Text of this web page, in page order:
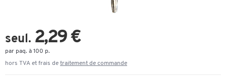
seul. 2,29 €
par paq. à 100 p.
hors TVA et frais de traitement de commande